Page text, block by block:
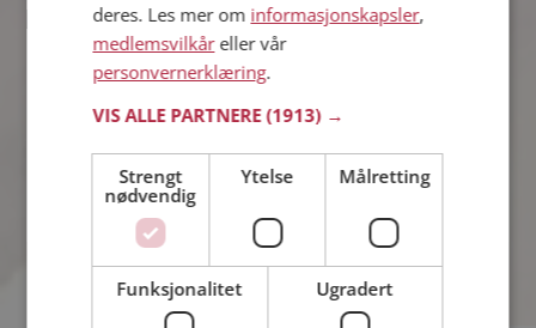
Peaches
36 år fra Eidsvoll i Akershus
Søker mann 37 - 49 år
Tror du Peaches har et fotoalbum på
Det finnes tusener av fotoalbum med
deres. Les mer om informasjonskapsler,
medlemsvilkåreller vår
personvernerklæring.
VIS ALLE PARTNERE(1913) →
Strengt
nødvendig
Ytelse Målretting
Funksjonalitet Ugradert